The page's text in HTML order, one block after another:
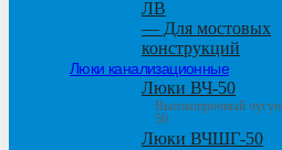
ЛВ
— Для мостовых
конструкций
Люки канализационные
Люки ВЧ-50
Высокопрочный чугун
50
Люки ВЧШГ-50